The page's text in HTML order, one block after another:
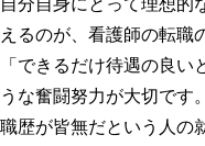
えるのが、看護師の転職
「できるだけ待遇の良
うな奮闘努力が大切です。
職歴が皆無だという人の